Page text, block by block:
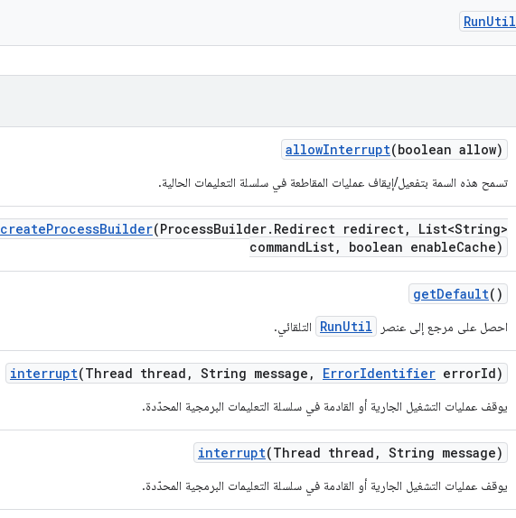
RunUtil
allowInterrupt(boolean allow)
تسمح هذه السمة بتفعيل/إيقاف عمليات المقاطعة في سلسلة التعليمات الحالية.
createProcessBuilder(ProcessBuilder. Redirect redirect,
List<String>
commandList, boolean enableCache)
getDefault()
احصل على مرجع إلى عنصر RunUtil التلقائي.
interrupt(Thread thread , String message , ErrorIdentifier errorId)
يوقف عمليات التشغيل الجارية أو القادمة في سلسلة التعليمات البرمجية المحدّدة.
interrupt(Thread thread , String message)
يوقف عمليات التشغيل الجارية أو القادمة في سلسلة التعليمات البرمجية المحدّدة.